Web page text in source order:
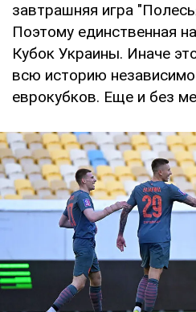
завтрашняя игра
Поэтому единственная
Кубок Украины. Иначе
всю историю
еврокубков. Еще и без